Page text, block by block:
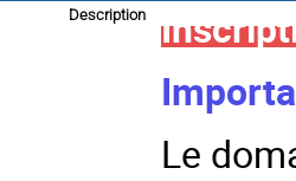
Description
Le